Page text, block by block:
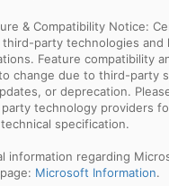
& Compatibility Notice:
party technologies and
Feature compatibility
change due to third-party
or deprecation.
technology providers
specification.
information regarding
Microsoft Information.